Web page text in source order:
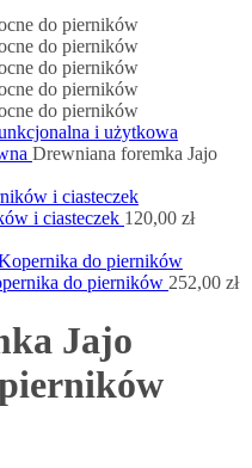
i użytkowa
Drewniana foremka Jajo
i ciasteczek 120,00 zł
do pierników 252,00 zł
Jajo